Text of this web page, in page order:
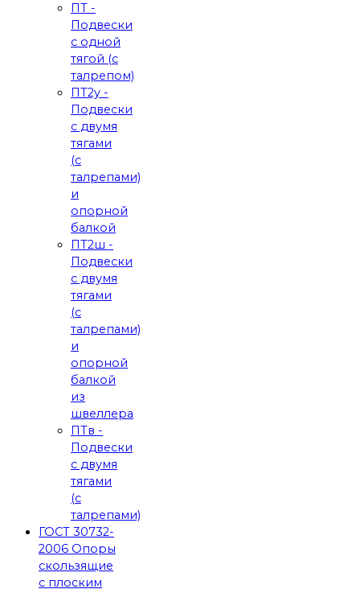
ПТ -
Подвески
с одной
тягой (с
талрепом)
ПТ2у -
Подвески
с двумя
тягами
(с
талрепами)
и
опорной
балкой
ПТ2ш -
Подвески
с двумя
тягами
(с
талрепами)
и
опорной
балкой
из
швеллера
ПТв -
Подвески
с двумя
тягами
(с
талрепами)
ГОСТ 30732-
2006 Опоры
скользящие
с плоским